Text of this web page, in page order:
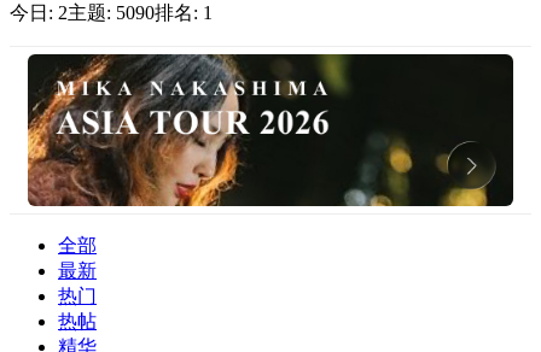
今日: 2主题: 5090排名: 1
全部
最新
热门
热帖
精华